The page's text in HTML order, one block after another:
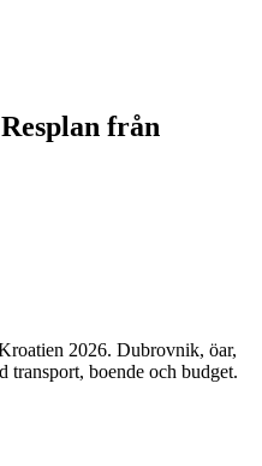
från
2026. Dubrovnik, öar,
transport, boende och budget.